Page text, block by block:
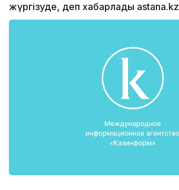
жүргізуде, деп хабарлады